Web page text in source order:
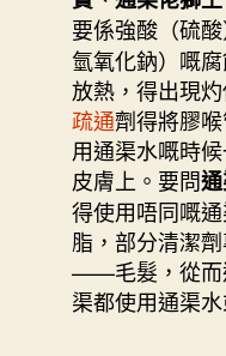
要係強酸（硫
氫氧化鈉）嘅
放熱，得出現
疏通劑得將膠
用通渠水嘅時
皮膚上。要問
得使用唔同嘅
脂，部分清潔
——毛髮，從而
渠都使用通渠